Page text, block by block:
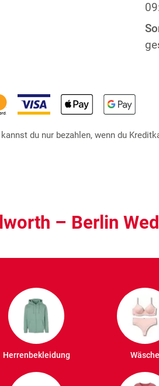
du nur bezahlen, wenn du
– Berlin
Herrenbekleidung Wäsche